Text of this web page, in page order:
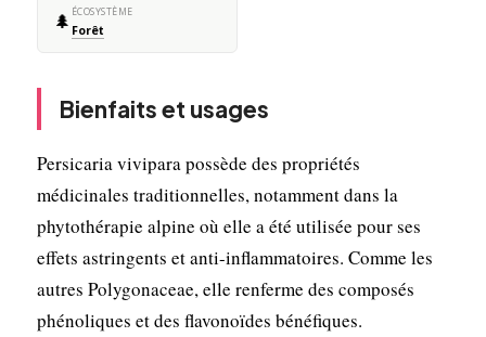
🌲 ÉCOSYSTÈME
Forêt
Bienfaits et usages
Persicaria vivipara possède des propriétés
médicinales traditionnelles, notamment dans la
phytothérapie alpine où elle a été utilisée pour ses
effets astringents et anti-inflammatoires. Comme les
autres Polygonaceae, elle renferme des composés
phénoliques et des flavonoïdes bénéfiques.